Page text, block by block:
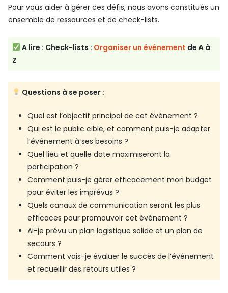
Pour vous aider à gérer ces défis, nous avons constitués un
ensemble de ressources et de check-lists.
A lire : Check-lists : Organiser un événement de A à
Z
Questions à se poser :
Quel est l’objectif principal de cet événement ?
Qui est le public cible, et comment puis-je adapter
l’événement à ses besoins ?
Quel lieu et quelle date maximiseront la
participation ?
Comment puis-je gérer efficacement mon budget
pour éviter les imprévus ?
Quels canaux de communication seront les plus
efficaces pour promouvoir cet événement ?
Ai-je prévu un plan logistique solide et un plan de
secours ?
Comment vais-je évaluer le succès de l’événement
et recueillir des retours utiles ?